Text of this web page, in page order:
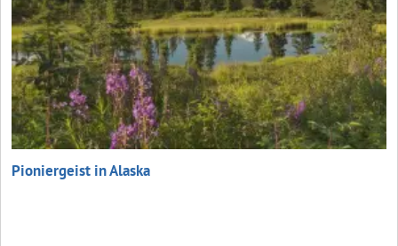
Pioniergeist in Alaska